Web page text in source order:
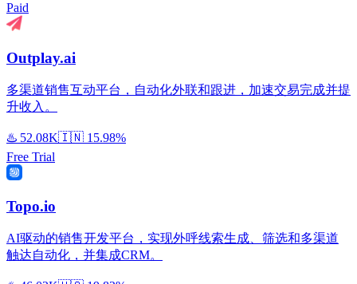
Paid
Outplay.ai
多渠道销售互动平台，自动化外联和跟进，加速交易完成并提
升收入。
♨️ 52.08K🇮🇳 15.98%
Free Trial
Topo.io
AI驱动的销售开发平台，实现外呼线索生成、筛选和多渠道
触达自动化，并集成CRM。